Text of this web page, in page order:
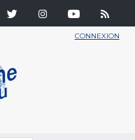
CONNEXION